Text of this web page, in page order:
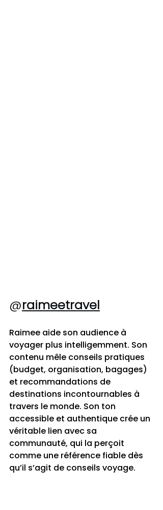
@raimeetravel
Raimee aide son audience à
voyager plus intelligemment. Son
contenu mêle conseils pratiques
(budget, organisation, bagages)
et recommandations de
destinations incontournables à
travers le monde. Son ton
accessible et authentique crée un
véritable lien avec sa
communauté, qui la perçoit
comme une référence fiable dès
qu’il s’agit de conseils voyage.